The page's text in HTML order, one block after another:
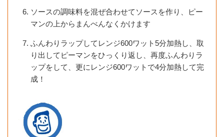
ソースの調味料を混ぜ合わせてソースを作り、ピー
マンの上からまんべんなくかけます
ふんわりラップしてレンジ600ワット5分加熱し、取
り出してピーマンをひっくり返し、再度ふんわりラ
ップをして、更にレンジ600ワットで4分加熱して完
成！